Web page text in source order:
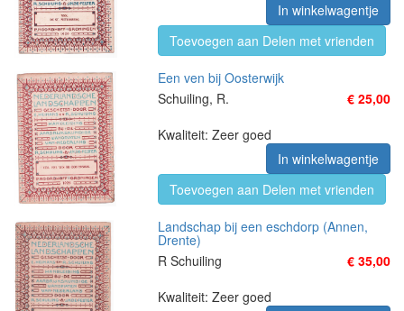
In winkelwagentje
Toevoegen aan Delen met vrienden
Een ven bij Oosterwijk
Schuiling, R.
€ 25,00
Kwaliteit: Zeer goed
In winkelwagentje
Toevoegen aan Delen met vrienden
Landschap bij een eschdorp (Annen,
Drente)
R Schuiling
€ 35,00
Kwaliteit: Zeer goed